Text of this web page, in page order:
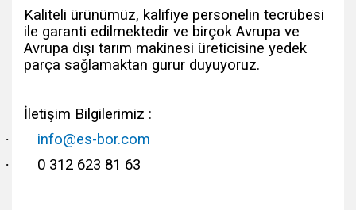
Kaliteli ürünümüz, kalifiye personelin tecrübesi
ile garanti edilmektedir ve birçok Avrupa ve
Avrupa dışı tarım makinesi üreticisine yedek
parça sağlamaktan gurur duyuyoruz.
İletişim Bilgilerimiz :
· info@es-bor.com
· 0 312 623 81 63